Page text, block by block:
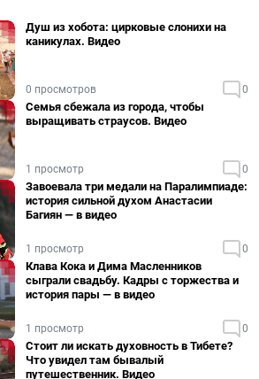
Душ из хобота: цирковые слонихи на
каникулах. Видео
0 просмотров 0
Семья сбежала из города, чтобы
выращивать страусов. Видео
1 просмотр 0
Завоевала три медали на Паралимпиаде:
история сильной духом Анастасии
Багиян — в видео
1 просмотр 0
Клава Кока и Дима Масленников
сыграли свадьбу. Кадры с торжества и
история пары — в видео
1 просмотр 0
Стоит ли искать духовность в Тибете?
Что увидел там бывалый
путешественник. Видео